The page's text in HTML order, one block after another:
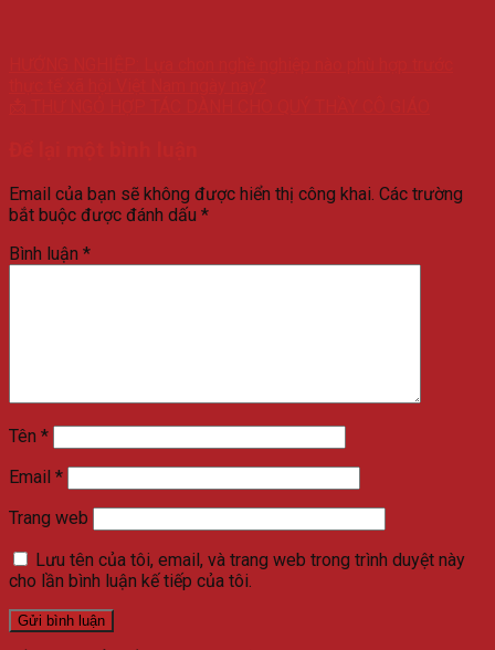
Email của bạn sẽ không được hiển thị công khai. Các trường
bắt buộc được đánh dấu *
Bình luận *
Tên *
Email *
Trang web
Lưu tên của tôi, email, và trang web trong trình duyệt này
cho lần bình luận kế tiếp của tôi.